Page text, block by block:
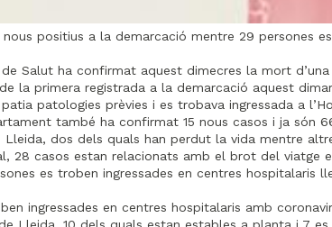
positius a la demarcació mentre 29 persones
Salut ha confirmat aquest dimecres la mort
la primera registrada a la demarcació aquest
patologies prèvies i es trobava ingressada a
també ha confirmat 15 nous casos i ja són
dos dels quals han perdut la vida mentre
28 casos estan relacionats amb el brot del viatge
es troben ingressades en centres hospitalaris
ingressades en centres hospitalaris amb